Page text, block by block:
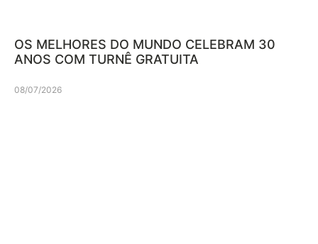
OS MELHORES DO MUNDO CELEBRAM 30
ANOS COM TURNÊ GRATUITA
08/07/2026